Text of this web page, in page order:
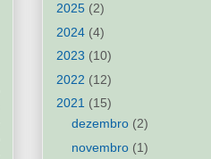
2025 (2)
2024 (4)
2023 (10)
2022 (12)
2021 (15)
dezembro (2)
novembro (1)